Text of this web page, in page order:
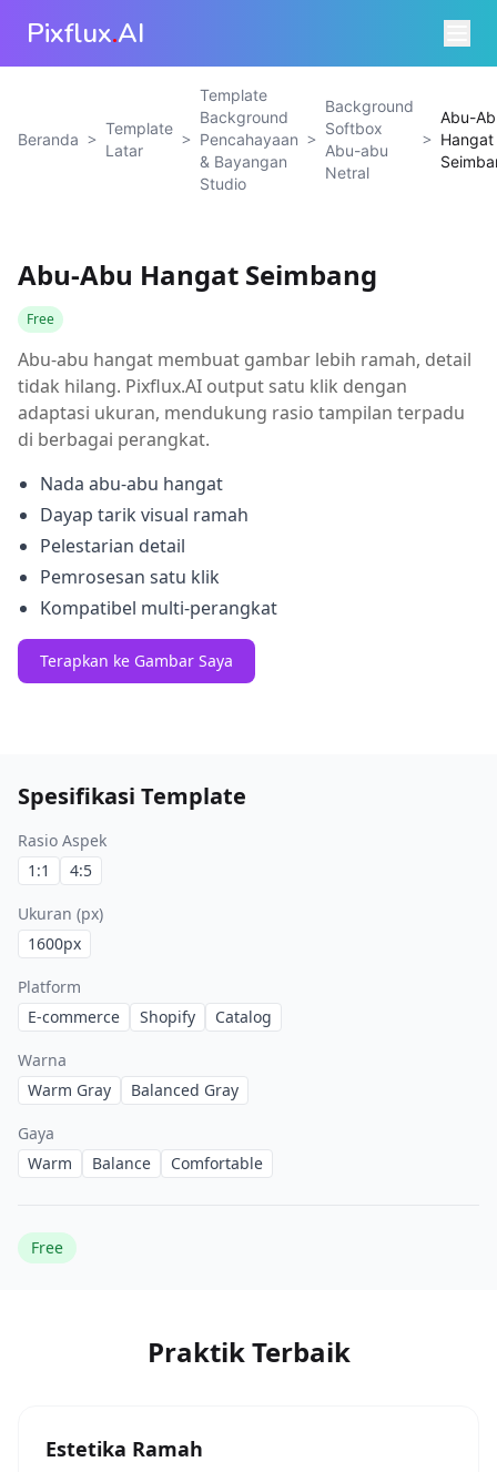
Pixflux.AI
Beranda >
Template
Latar
>
Template
Background
Pencahayaan
& Bayangan
Studio
>
Background
Softbox
Abu-abu
Netral
>
Abu-
Hangat
Abu-Abu Hangat Seimbang
Free
Abu-abu hangat membuat gambar lebih ramah, detail
tidak hilang. Pixflux.AI output satu klik dengan
adaptasi ukuran, mendukung rasio tampilan terpadu
di berbagai perangkat.
Nada abu-abu hangat
Dayap tarik visual ramah
Pelestarian detail
Pemrosesan satu klik
Kompatibel multi-perangkat
Terapkan ke Gambar Saya
Spesifikasi Template
Rasio Aspek
1:1
4:5
Ukuran (px)
1600px
Platform
E-commerce
Shopify Catalog
Warna
Warm Gray
Balanced Gray
Gaya
Warm
Balance Comfortable
Free
Praktik Terbaik
Estetika Ramah